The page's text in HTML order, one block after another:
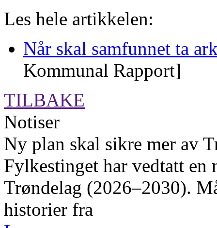
Les hele artikkelen:
Når skal samfunnet ta
Kommunal Rapport]
TILBAKE
Notiser
Ny plan skal sikre mer av
Fylkestinget har vedtatt
Trøndelag (2026–2030).
historier fra